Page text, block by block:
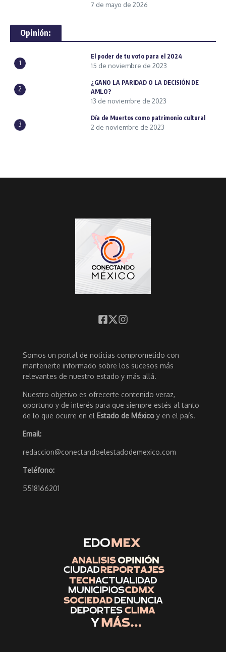
7 de mayo de 2026
Opinión:
1
El poder de tu voto para el 2024
15 de noviembre de 2023
2
¿GANO LA PARIDAD O LA DECISIÓN DE
AMLO?
13 de noviembre de 2023
3
Día de Muertos como patrimonio cultural
2 de noviembre de 2023
Somos un portal de noticias comprometido con
mantenerte informado sobre los sucesos más
relevantes de nuestro estado y más allá.
Nuestro objetivo es ofrecerte contenido veraz,
oportuno y de interés para que siempre estés al tanto
de lo que ocurre en el Estado de México y en el país.
Email:
redaccion@conectandoelestadodemexico.com
Teléfono:
5518166201